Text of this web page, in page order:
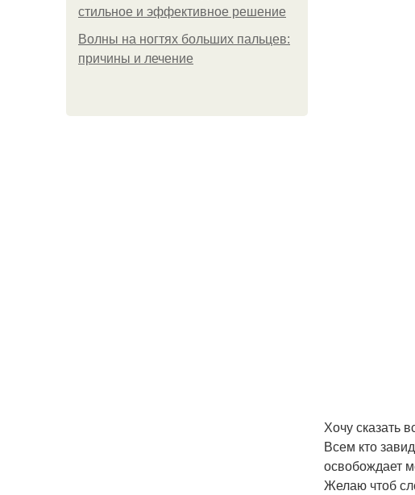
стильное и эффективное решение
Волны на ногтях больших пальцев:
причины и лечение
Хочу сказать
Всем кто
освобождает
Желаю чтоб